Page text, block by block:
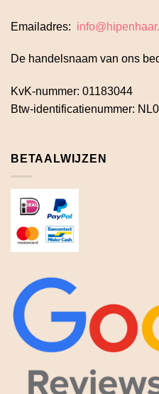
Emailadres:
De handelsnaam van ons
KvK-nummer: 01183044
Btw-identificatienummer:
BETAALWIJZEN